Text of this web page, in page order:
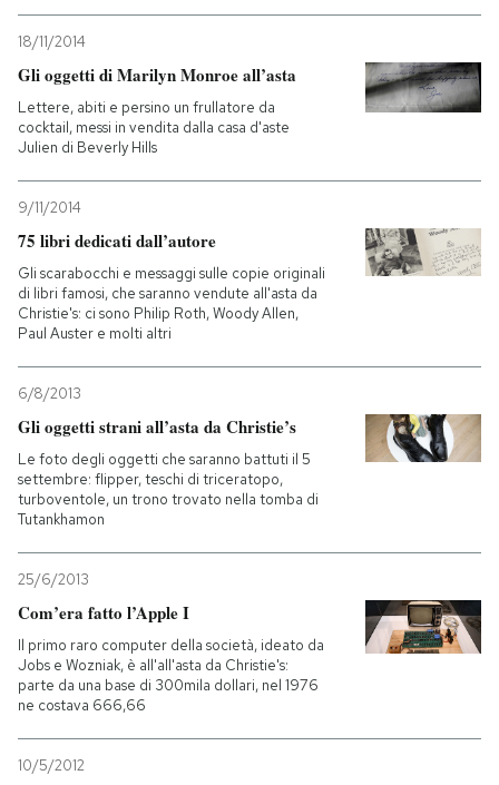
18/11/2014
Gli oggetti di Marilyn Monroe all’asta
Lettere, abiti e persino un frullatore da
cocktail, messi in vendita dalla casa d'aste
Julien di Beverly Hills
9/11/2014
75 libri dedicati dall’autore
Gli scarabocchi e messaggi sulle copie originali
di libri famosi, che saranno vendute all'asta da
Christie's: ci sono Philip Roth, Woody Allen,
Paul Auster e molti altri
6/8/2013
Gli oggetti strani all’asta da Christie’s
Le foto degli oggetti che saranno battuti il 5
settembre: flipper, teschi di triceratopo,
turboventole, un trono trovato nella tomba di
Tutankhamon
25/6/2013
Com’era fatto l’Apple I
Il primo raro computer della società, ideato da
Jobs e Wozniak, è all'all'asta da Christie's:
parte da una base di 300mila dollari, nel 1976
ne costava 666,66
10/5/2012